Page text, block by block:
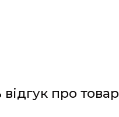
про товар